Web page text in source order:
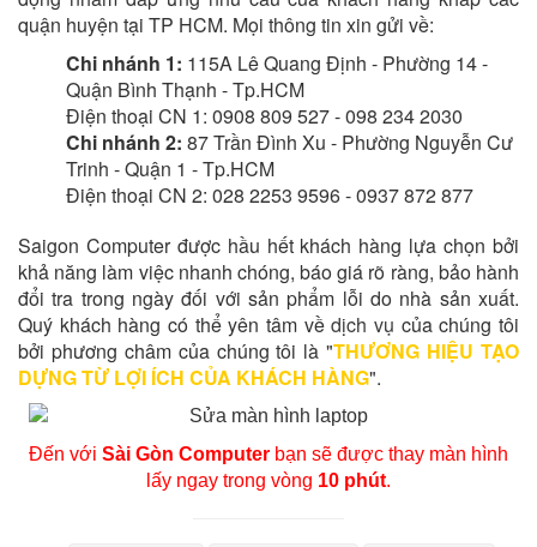
quận huyện tại TP HCM. Mọi thông tin xin gửi về:
Chi nhánh 1: 115A Lê Quang Định - Phường 14 -
Quận Bình Thạnh - Tp.HCM
Điện thoại CN 1: 0908 809 527 - 098 234 2030
Chi nhánh 2: 87 Trần Đình Xu - Phường Nguyễn Cư
Trinh - Quận 1 - Tp.HCM
Điện thoại CN 2: 028 2253 9596 - 0937 872 877
Saigon Computer được hầu hết khách hàng lựa chọn bởi
khả năng làm việc nhanh chóng, báo giá rõ ràng, bảo hành
đổi tra trong ngày đối với sản phẩm lỗi do nhà sản xuất.
Quý khách hàng có thể yên tâm vềdịch vụ của chúng tôi
bởi phương châm của chúng tôi là "THƯƠNG HIỆU TẠO
DỰNG TỪ LỢI ÍCH CỦA KHÁCH HÀNG".
Đến với Sài Gòn Computer bạn sẽ được thay màn hình
lấy ngay trong vòng 10 phút.